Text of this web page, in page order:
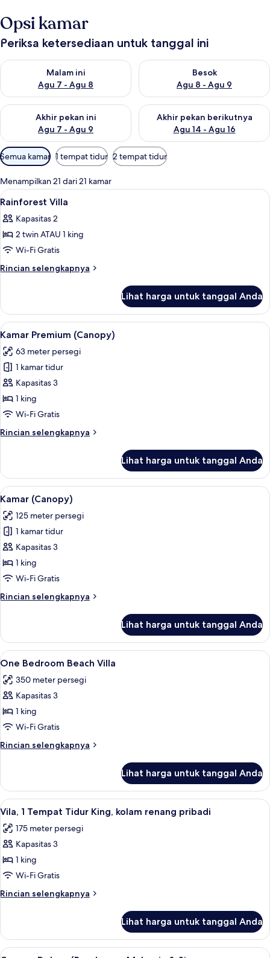
Opsi kamar
Periksa ketersediaan untuk tanggal ini
Malam ini
Agu 7 - Agu 8
Periksa ketersediaan untuk malam ini Agu 7 - Agu 8
Besok
Agu 8 - Agu 9
Periksa ketersediaan untuk
Akhir pekan ini
Agu 7 - Agu 9
Periksa ketersediaan untuk akhir pekan ini Agu 7 - Agu 9
Akhir pekan berikutnya
Agu 14 - Agu 16
Periksa ketersediaan untuk
Filter
tersedia
untuk
kamar
Semua kamar 1 tempat tidur 2 tempat tidur
Menampilkan 21 dari 21 kamar
Lihat
semua
foto
untuk
Rainforest
Villa
Seprai katun Mesir, seprai premium,
4
Rainforest Villa
Kapasitas 2
2 twin ATAU 1 king
Wi-Fi Gratis
Rincian selengkapnya
Rincian
Rainforest
Villa
Lihat harga untuk tanggal Anda
Lihat
semua
foto
untuk
Kamar
Premium
(Canopy)
Seprai katun Mesir, seprai premium,
6
Kamar Premium (Canopy)
63 meter persegi
1 kamar tidur
Kapasitas 3
1 king
Wi-Fi Gratis
Rincian selengkapnya
Rincian
Kamar
Premium
(Canopy)
Lihat harga untuk tanggal Anda
Lihat
semua
foto
untuk
Kamar
(Canopy)
Seprai katun Mesir, seprai premium,
7
Kamar (Canopy)
125 meter persegi
1 kamar tidur
Kapasitas 3
1 king
Wi-Fi Gratis
Rincian selengkapnya
Rincian
Kamar
(Canopy)
Lihat harga untuk tanggal Anda
Lihat
semua
foto
untuk
One
Bedroom
Beach
Villa
Seprai katun Mesir, seprai premium,
4
One Bedroom Beach Villa
350 meter persegi
Kapasitas 3
1 king
Wi-Fi Gratis
Rincian selengkapnya
Rincian
One
Bedroom
Beach
Lihat harga untuk tanggal Anda
Lihat
semua
foto
untuk
Vila,
1
Tempat
Tidur
kolam
renang
5
Vila, 1 Tempat Tidur King, kolam renang pribadi
175 meter persegi
Kapasitas 3
1 king
Wi-Fi Gratis
Rincian selengkapnya
Rincian
Vila,
Lihat harga untuk tanggal Anda
Lihat Seprai katun Mesir, seprai premium,